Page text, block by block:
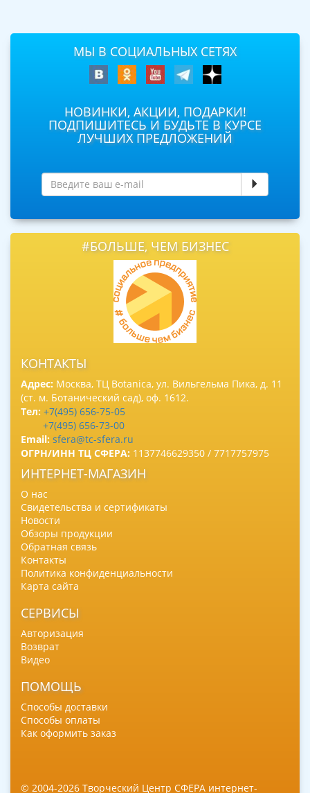
МЫ В СОЦИАЛЬНЫХ СЕТЯХ
НОВИНКИ, АКЦИИ, ПОДАРКИ!
ПОДПИШИТЕСЬ И БУДЬТЕ В КУРСЕ
ЛУЧШИХ ПРЕДЛОЖЕНИЙ
#БОЛЬШЕ, ЧЕМ БИЗНЕС
КОНТАКТЫ
Адрес: Москва, ТЦ Botanica, ул. Вильгельма Пика, д. 11
(ст. м. Ботанический сад), оф. 1612.
Тел: +7(495) 656-75-05
+7(495) 656-73-00
Email: sfera@tc-sfera.ru
ОГРН/ИНН ТЦ СФЕРА: 1137746629350 / 7717757975
ИНТЕРНЕТ-МАГАЗИН
О нас
Свидетельства и сертификаты
Новости
Обзоры продукции
Обратная связь
Контакты
Политика конфиденциальности
Карта сайта
СЕРВИСЫ
Авторизация
Возврат
Видео
ПОМОЩЬ
Способы доставки
Способы оплаты
Как оформить заказ
© 2004-2026 Творческий Центр СФЕРА интернет-